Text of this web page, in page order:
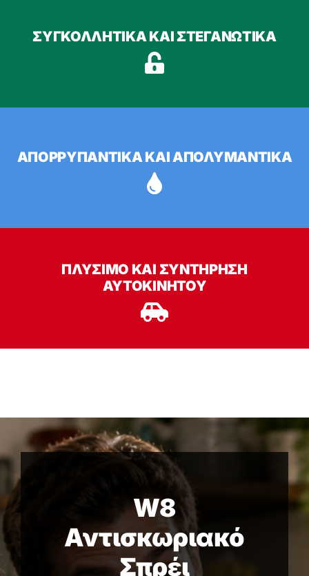
ΣΥΓΚΟΛΛΗΤΙΚΆ ΚΑΙ ΣΤΕΓΑΝΩΤΙΚΆ
ΑΠΟΡΡΥΠΑΝΤΙΚΆ ΚΑΙ ΑΠΟΛΥΜΑΝΤΙΚΆ
ΠΛΎΣΙΜΟ ΚΑΙ ΣΥΝΤΉΡΗΣΗ
ΑΥΤΟΚΙΝΉΤΟΥ
W8
Αντισκωριακό
Σπρέι